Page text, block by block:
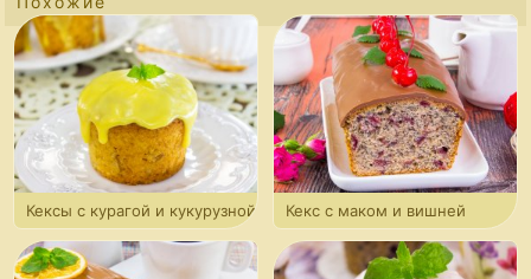
восхитительный😋
Кексы с курагой и кукурузной
мукой
Кекс с маком и вишней